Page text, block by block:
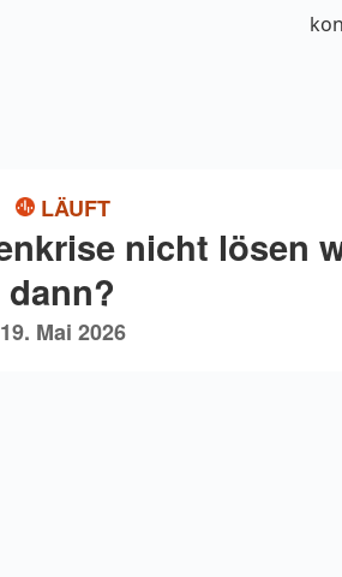
LÄUFT
nicht lösen
dann?
19. Mai 2026